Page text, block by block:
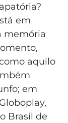
em
memória
aquilo
em
Brasil de